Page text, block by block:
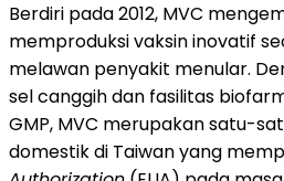
Berdiri pada 2012, MVC
memproduksi vaksin inovatif
melawan penyakit menular.
sel canggih dan fasilitas
GMP, MVC merupakan satu-
domestik di Taiwan yang